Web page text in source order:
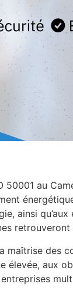
50001 au
ainsi
maîtrise des
élevée, aux
entreprises